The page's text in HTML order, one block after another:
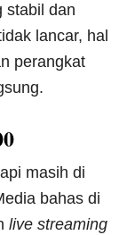
stabil dan
lancar, hal
perangkat
masih di
bahas di
live streaming